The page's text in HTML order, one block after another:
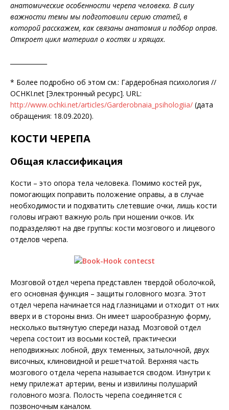
анатомические особенности черепа человека. В силу
важности темы мы подготовили серию статей, в
которой расскажем, как связаны анатомия и подбор оправ.
Откроет цикл материал о костях и хрящах.
* Более подробно об этом см.: Гардеробная психология //
OCHKI.net [Электронный ресурс]. URL:
http://www.ochki.net/articles/Garderobnaia_psihologiia/ (дата
обращения: 18.09.2020).
КОСТИ ЧЕРЕПА
Общая классификация
Кости – это опора тела человека. Помимо костей рук,
помогающих поправить положение оправы, а в случае
необходимости и подхватить слетевшие очки, лишь кости
головы играют важную роль при ношении очков. Их
подразделяют на две группы: кости мозгового и лицевого
отделов черепа.
Мозговой отдел черепа представлен твердой оболочкой,
его основная функция – защиты головного мозга. Этот
отдел черепа начинается над глазницами и отходит от них
вверх и в стороны вниз. Он имеет шарообразную форму,
несколько вытянутую спереди назад. Мозговой отдел
черепа состоит из восьми костей, практически
неподвижных: лобной, двух теменных, затылочной, двух
височных, клиновидной и решетчатой. Верхняя часть
мозгового отдела черепа называется сводом. Изнутри к
нему прилежат артерии, вены и извилины полушарий
головного мозга. Полость черепа соединяется с
позвоночным каналом.